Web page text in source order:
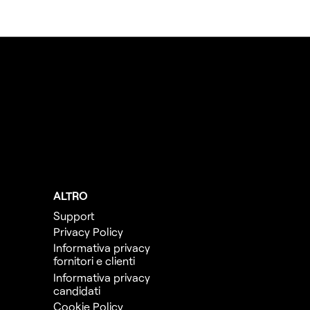
ALTRO
Support
Privacy Policy
Informativa privacy
fornitori e clienti
Informativa privacy
candidati
Cookie Policy